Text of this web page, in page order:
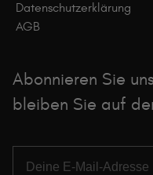
Datenschutzerklärung
AGB
Abonnieren Sie
bleiben Sie auf